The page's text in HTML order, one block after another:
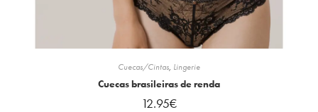
Cuecas/Cintas, Lingerie
Cuecas brasileiras de renda
12.95€